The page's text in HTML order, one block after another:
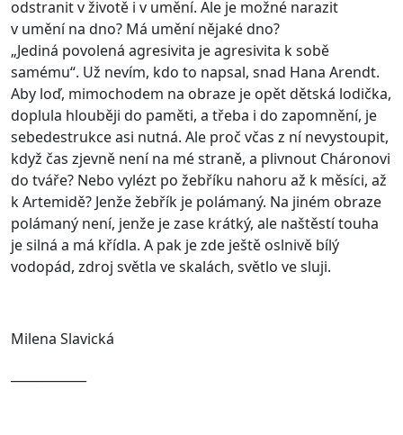
odstranit v životě i v umění. Ale je možné narazit
v umění na dno? Má umění nějaké dno?
„Jediná povolená agresivita je agresivita k sobě
samému“. Už nevím, kdo to napsal, snad Hana Arendt.
Aby loď, mimochodem na obraze je opět dětská lodička,
doplula hlouběji do paměti, a třeba i do zapomnění, je
sebedestrukce asi nutná. Ale proč včas z ní nevystoupit,
když čas zjevně není na mé straně, a plivnout Cháronovi
do tváře? Nebo vylézt po žebříku nahoru až k měsíci, až
k Artemidě? Jenže žebřík je polámaný. Na jiném obraze
polámaný není, jenže je zase krátký, ale naštěstí touha
je silná a má křídla. A pak je zde ještě oslnivě bílý
vodopád, zdroj světla ve skalách, světlo ve sluji.
Milena Slavická